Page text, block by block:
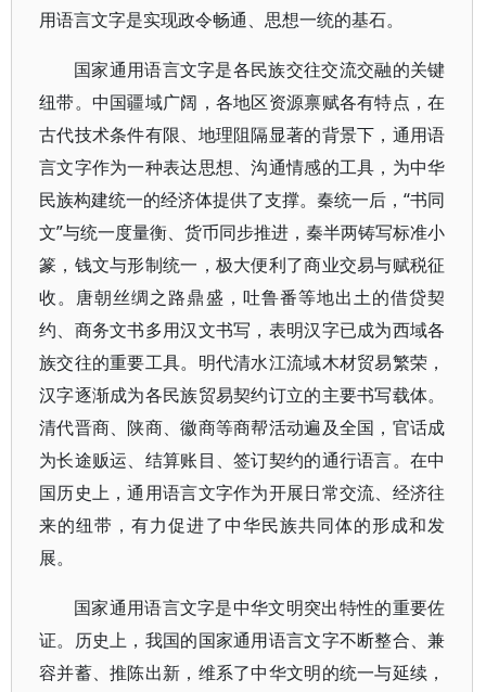
用语言文字是实现政令畅通、思想一统的基石。
国家通用语言文字是各民族交往交流交融的关键
纽带。中国疆域广阔，各地区资源禀赋各有特点，在
古代技术条件有限、地理阻隔显著的背景下，通用语
言文字作为一种表达思想、沟通情感的工具，为中华
民族构建统一的经济体提供了支撑。秦统一后，“书同
文”与统一度量衡、货币同步推进，秦半两铸写标准小
篆，钱文与形制统一，极大便利了商业交易与赋税征
收。唐朝丝绸之路鼎盛，吐鲁番等地出土的借贷契
约、商务文书多用汉文书写，表明汉字已成为西域各
族交往的重要工具。明代清水江流域木材贸易繁荣，
汉字逐渐成为各民族贸易契约订立的主要书写载体。
清代晋商、陕商、徽商等商帮活动遍及全国，官话成
为长途贩运、结算账目、签订契约的通行语言。在中
国历史上，通用语言文字作为开展日常交流、经济往
来的纽带，有力促进了中华民族共同体的形成和发
展。
国家通用语言文字是中华文明突出特性的重要佐
证。历史上，我国的国家通用语言文字不断整合、兼
容并蓄、推陈出新，维系了中华文明的统一与延续，